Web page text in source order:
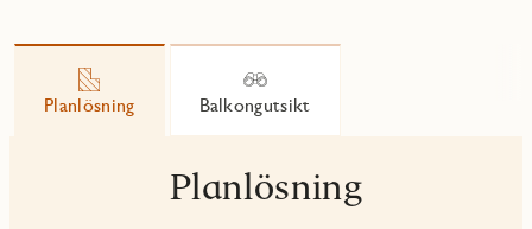
Planlösning Balkongutsikt
Planlösning